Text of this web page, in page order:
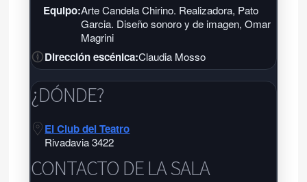
Equipo:Arte Candela Chirino. Realizadora, Pato
Garcia. Diseño sonoro y de imagen, Omar
Magrini
Dirección escénica:Claudia Mosso
¿DÓNDE?
El Club del Teatro
Rivadavia 3422
CONTACTO DE LA SALA